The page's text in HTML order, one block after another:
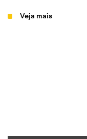
Veja mais